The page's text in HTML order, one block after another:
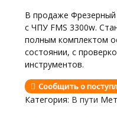
В продаже
с ЧПУ FMS 3300w.
полным комплектом
состоянии, с
инструментов.
Сообщить о
Категория: В пути